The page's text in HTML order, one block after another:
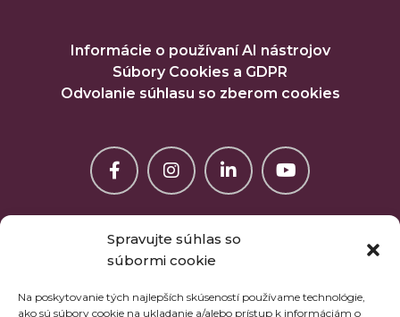
Spravujte súhlas so
súbormi cookie
Na poskytovanie tých najlepších skúseností používame technológie,
ako sú súbory cookie na ukladanie a/alebo prístup k informáciám o
Informácie o používaní AI nástrojov
Súbory Cookies a GDPR
Odvolanie súhlasu so zberom cookies